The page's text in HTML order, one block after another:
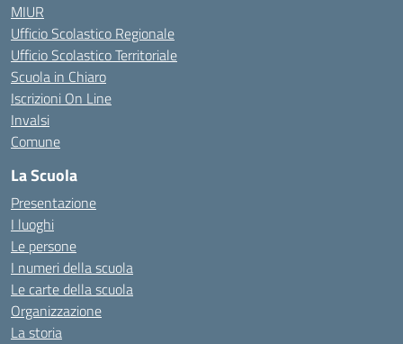
MIUR
Ufficio Scolastico Regionale
Ufficio Scolastico Territoriale
Scuola in Chiaro
Iscrizioni On Line
Invalsi
Comune
La Scuola
Presentazione
I luoghi
Le persone
I numeri della scuola
Le carte della scuola
Organizzazione
La storia